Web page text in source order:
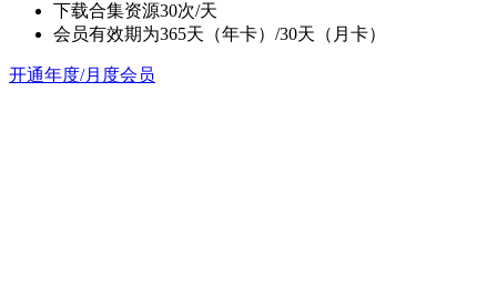
下载合集资源30次/天
会员有效期为365天（年卡）/30天（月卡）
开通年度/月度会员